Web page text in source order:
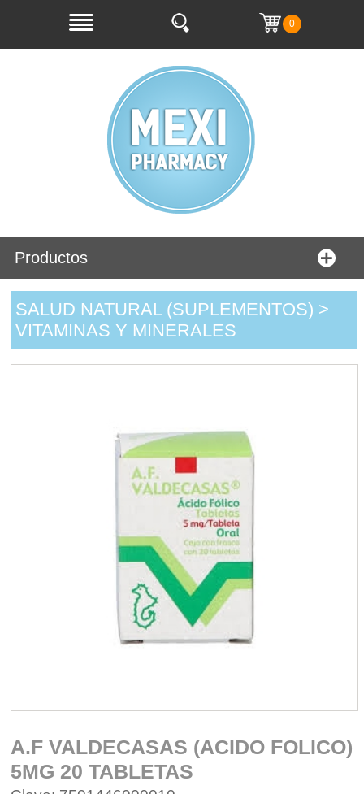
0
Productos
SALUD NATURAL (SUPLEMENTOS) >
VITAMINAS Y MINERALES
A.F VALDECASAS (ACIDO FOLICO)
5MG 20 TABLETAS